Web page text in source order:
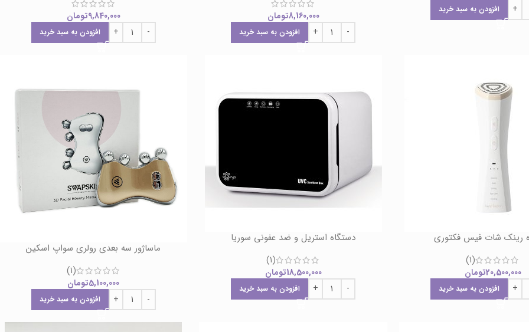
افزودن به سبد خرید
8,160,000تومان
افزودن به سبد خرید
9,840,000تومان
افزودن به سبد خرید
رینک شات فیس فکتوری
(1)
20,500,000تومان
افزودن به سبد خرید
دستگاه استریل و ضد عفونی سوریا
(1)
18,500,000تومان
افزودن به سبد خرید
ماساژور سه بعدی رولری سواپ اسکین
(1)
5,100,000تومان
افزودن به سبد خرید